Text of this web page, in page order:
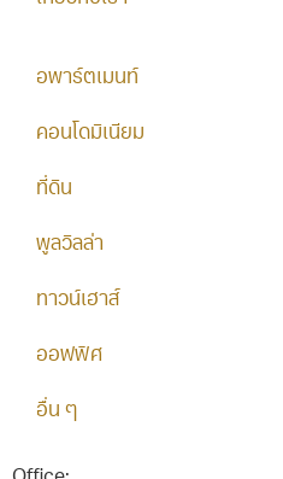
อพาร์ตเมนท์
คอนโดมิเนียม
ที่ดิน
พูลวิลล่า
ทาวน์เฮาส์
ออฟฟิศ
อื่น ๆ